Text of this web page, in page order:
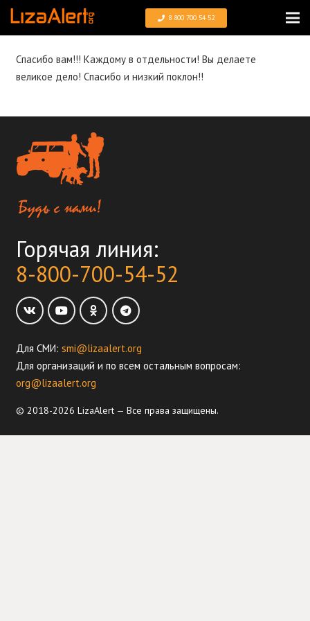
8 800 700 54 52
Спасибо вам!!! Каждому в отдельности! Вы делаете
великое дело! Спасибо и низкий поклон!!
Горячая линия:
8-800-700-54-52
Для СМИ: smi@lizaalert.org
Для организаций и по всем остальным вопросам:
org@lizaalert.org
© 2018-2026 LizaAlert — Все права защищены.